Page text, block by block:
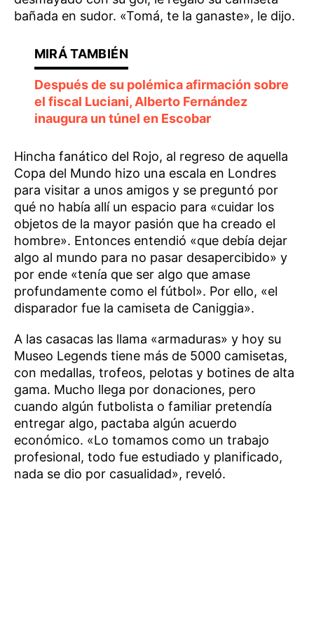
bañada en sudor. «Tomá, te la ganaste», le dijo.
Después de su polémica afirmación sobre
el fiscal Luciani, Alberto Fernández
inaugura un túnel en Escobar
Hincha fanático del Rojo, al regreso de aquella
Copa del Mundo hizo una escala en Londres
para visitar a unos amigos y se preguntó por
qué no había allí un espacio para «cuidar los
objetos de la mayor pasión que ha creado el
hombre». Entonces entendió «que debía dejar
algo al mundo para no pasar desapercibido» y
por ende «tenía que ser algo que amase
profundamente como el fútbol». Por ello, «el
disparador fue la camiseta de Caniggia».
A las casacas las llama «armaduras» y hoy su
Museo Legends tiene más de 5000 camisetas,
con medallas, trofeos, pelotas y botines de alta
gama. Mucho llega por donaciones, pero
cuando algún futbolista o familiar pretendía
entregar algo, pactaba algún acuerdo
económico. «Lo tomamos como un trabajo
profesional, todo fue estudiado y planificado,
nada se dio por casualidad», reveló.